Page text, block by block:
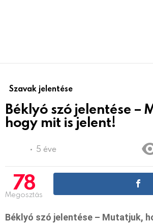
Szavak jelentése
Béklyó szó jelentése –
hogy mit is jelent!
5 éve
78
Megosztás
Béklyó szó jelentése – Mutatjuk,